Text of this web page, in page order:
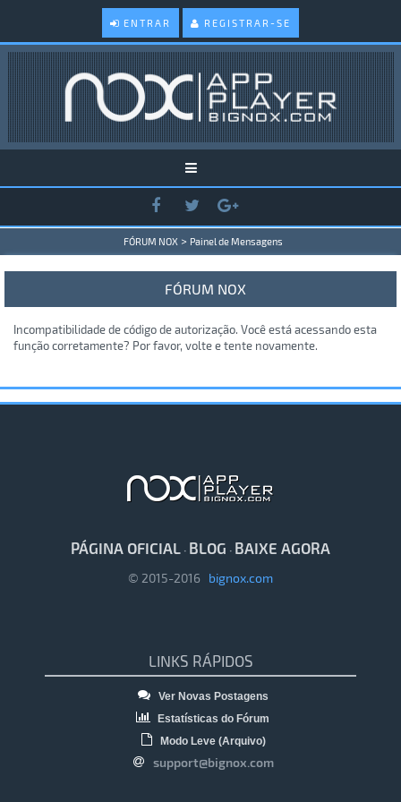
ENTRAR REGISTRAR-SE
FÓRUM NOX > Painel de Mensagens
FÓRUM NOX
Incompatibilidade de código de autorização. Você está acessando esta
função corretamente? Por favor, volte e tente novamente.
PÁGINA OFICIAL · BLOG · BAIXE AGORA
© 2015-2016 bignox.com
LINKS RÁPIDOS
Ver Novas Postagens
Estatísticas do Fórum
Modo Leve (Arquivo)
support@bignox.com